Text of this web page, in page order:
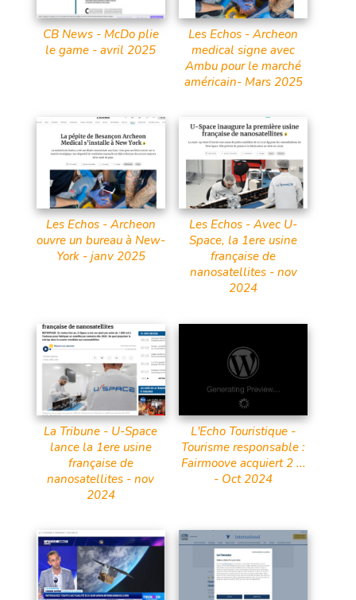
CB News - McDo plie
le game - avril 2025
Les Echos - Archeon
medical signe avec
Ambu pour le marché
américain- Mars 2025
Les Echos - Archeon
ouvre un bureau à New-
York - janv 2025
Les Echos - Avec U-
Space, la 1ere usine
française de
nanosatellites - nov
2024
La Tribune - U-Space
lance la 1ere usine
française de
nanosatellites - nov
2024
L'Echo Touristique -
Tourisme responsable :
Fairmoove acquiert 2 ...
- Oct 2024